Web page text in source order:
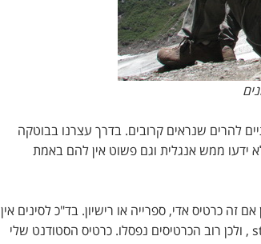
להרים שנראים קרובים. בדרך עצרנו בבוטקה
כיוון שלא ידעו ממש אנגלית וגם פשוט אין להם באמת
תמונות, בין אם זה כרטיס אדי, ספרייה או רישיון. בד"כ לסינים אין
מושג באנגלית ולכן קל לעבוד עליהם. אבל הפעם הם חיפשו את המילה student , ולכן רוב הכרטיסים נפסלו. כרטיס הסטודנט שלי